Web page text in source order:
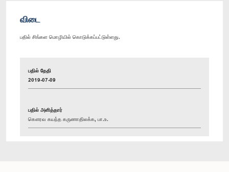
விடை
பதில் சிங்கள மொழியில் கொடுக்கப்பட்டுள்ளது.
பதில் தேதி
2019-07-09
பதில் அளித்தார்
கௌரவ கயந்த கருணாதிலக்க, பா.உ.